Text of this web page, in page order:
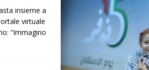
insieme a
virtuale
“Immagino